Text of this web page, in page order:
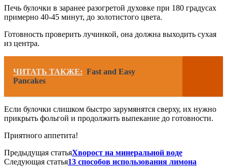
Печь булочки в заранее разогретой духовке при 180 градусах
примерно 40-45 минут, до золотистого цвета.
Готовность проверить лучинкой, она должна выходить сухая
из центра.
ЧИТАТЬ ТАКЖЕ: Fast and Easy
Pancakes
Если булочки слишком быстро зарумянятся сверху, их нужно
прикрыть фольгой и продолжить выпекание до готовности.
Приятного аппетита!
Предыдущая статьяХворост на минеральной воде
Следующая статья13 способов использования лимона